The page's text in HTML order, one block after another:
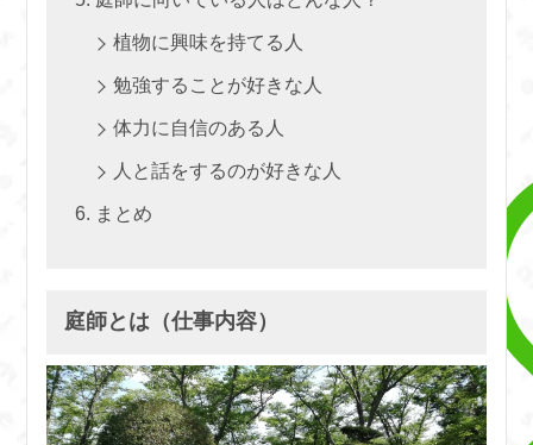
植物に興味を持てる人
勉強することが好きな人
体力に自信のある人
人と話をするのが好きな人
まとめ
庭師とは（仕事内容）